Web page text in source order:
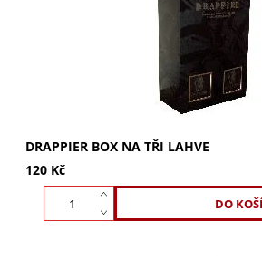
DRAPPIER BOX NA TŘI LAHVE
120 Kč